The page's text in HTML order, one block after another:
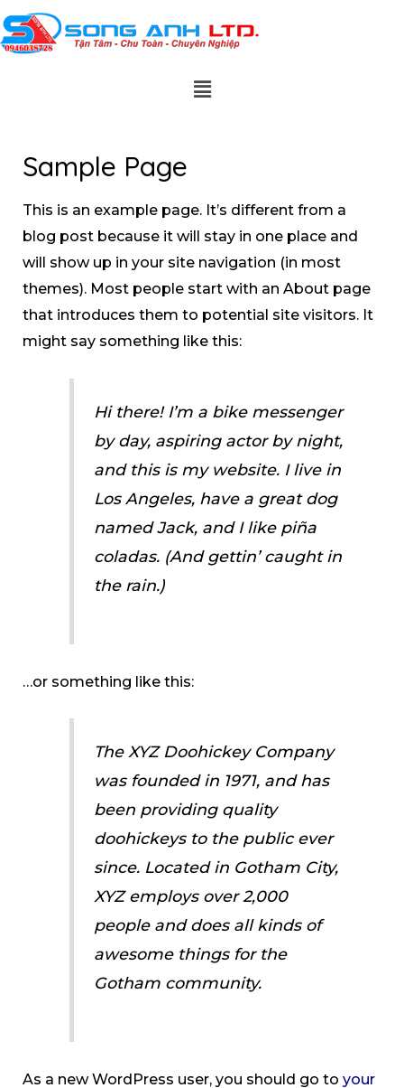
Sample Page
This is an example page. It’s different from a
blog post because it will stay in one place and
will show up in your site navigation (in most
themes). Most people start with an About page
that introduces them to potential site visitors. It
might say something like this:
Hi there! I’m a bike messenger
by day, aspiring actor by night,
and this is my website. I live in
Los Angeles, have a great dog
named Jack, and I like piña
coladas. (And gettin’ caught in
the rain.)
…or something like this:
The XYZ Doohickey Company
was founded in 1971, and has
been providing quality
doohickeys to the public ever
since. Located in Gotham City,
XYZ employs over 2,000
people and does all kinds of
awesome things for the
Gotham community.
As a new WordPress user, you should go to your